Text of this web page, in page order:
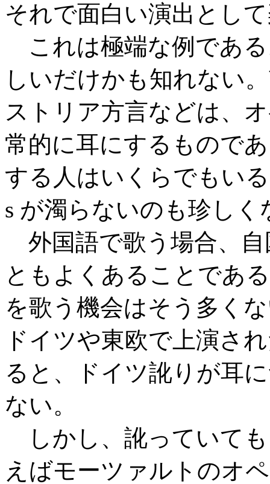
それで面白い演出とし
これは極端な例であ
しいだけかも知れない
ストリア方言などは、
常的に耳にするもので
する人はいくらでもい
s が濁らないのも珍しく
外国語で歌う場合、
ともよくあることであ
を歌う機会はそう多く
ドイツや東欧で上演さ
ると、ドイツ訛りが耳
ない。
しかし、訛っていて
えばモーツァルトのオ